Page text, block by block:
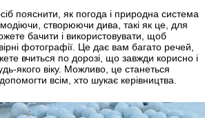
пояснити, як погода і природна система
створюючи дива, такі як це, для
бачити і використовувати, щоб
фотографії. Це дає вам багато речей,
вчиться по дорозі, що завжди корисно і
якого віку. Можливо, це станеться
всім, хто шукає керівництва.